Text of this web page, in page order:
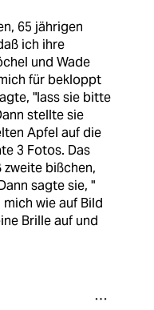
65 jährigen
ich ihre
und Wade
für bekloppt
"lass sie bitte
stellte sie
Apfel auf die
3 Fotos. Das
bißchen,
sagte sie, "
wie auf Bild
Brille auf und